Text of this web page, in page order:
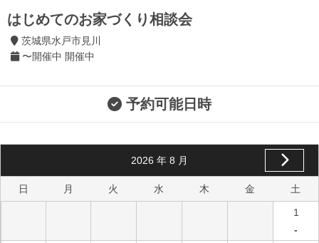
はじめてのお家づくり相談会
茨城県水戸市見川
〜開催中 開催中
予約可能日時
2026 年 8 月
日 月 火 水 木 金 土
1
-